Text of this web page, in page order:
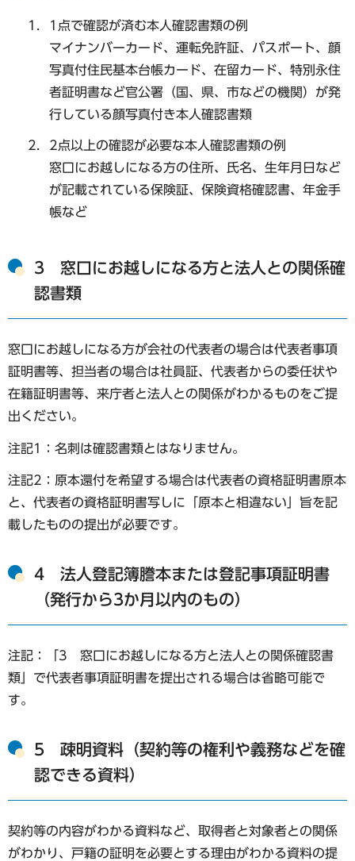
1点で確認が済む本人確認書類の例
マイナンバーカード、運転免許証、パスポート、顔
写真付住民基本台帳カード、在留カード、特別永住
者証明書など官公署（国、県、市などの機関）が発
行している顔写真付き本人確認書類
2点以上の確認が必要な本人確認書類の例
窓口にお越しになる方の住所、氏名、生年月日など
が記載されている保険証、保険資格確認書、年金手
帳など
3 窓口にお越しになる方と法人との関係確
認書類
窓口にお越しになる方が会社の代表者の場合は代表者事項
証明書等、担当者の場合は社員証、代表者からの委任状や
在籍証明書等、来庁者と法人との関係がわかるものをご提
出ください。
注記1：名刺は確認書類とはなりません。
注記2：原本還付を希望する場合は代表者の資格証明書原本
と、代表者の資格証明書写しに「原本と相違ない」旨を記
載したものの提出が必要です。
4 法人登記簿謄本または登記事項証明書
（発行から3か月以内のもの）
注記：「3 窓口にお越しになる方と法人との関係確認書
類」で代表者事項証明書を提出される場合は省略可能で
す。
5 疎明資料（契約等の権利や義務などを確
認できる資料）
契約等の内容がわかる資料など、取得者と対象者との関係
がわかり、戸籍の証明を必要とする理由がわかる資料の提